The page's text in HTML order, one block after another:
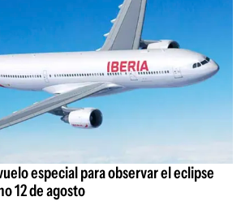
especial para observar el eclipse
12 de agosto